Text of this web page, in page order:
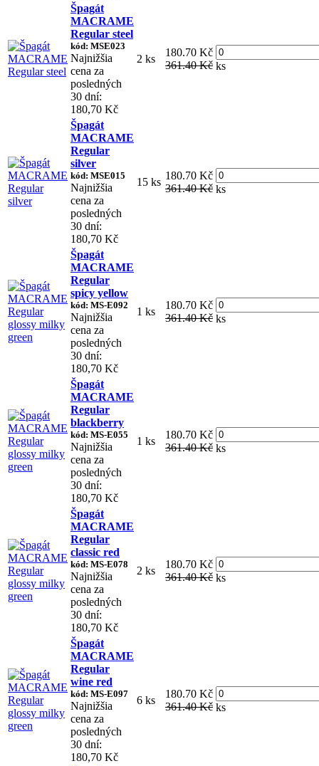
Špagát
MACRAME
Regular steel
kód: MSE023
Najnižšia
cena za
posledných
30 dní:
180,70 Kč
2 ks
180.70 Kč
361.40 Kč ks
Špagát
MACRAME
Regular
silver
kód: MSE015
Najnižšia
cena za
posledných
30 dní:
180,70 Kč
15 ks
180.70 Kč
361.40 Kč ks
Špagát
MACRAME
Regular
spicy yellow
kód: MS-E092
Najnižšia
cena za
posledných
30 dní:
180,70 Kč
1 ks
180.70 Kč
361.40 Kč ks
Špagát
MACRAME
Regular
blackberry
kód: MS-E055
Najnižšia
cena za
posledných
30 dní:
180,70 Kč
1 ks
180.70 Kč
361.40 Kč ks
Špagát
MACRAME
Regular
classic red
kód: MS-E078
Najnižšia
cena za
posledných
30 dní:
180,70 Kč
2 ks
180.70 Kč
361.40 Kč ks
Špagát
MACRAME
Regular
wine red
kód: MS-E097
Najnižšia
cena za
posledných
30 dní:
180,70 Kč
6 ks
180.70 Kč
361.40 Kč ks